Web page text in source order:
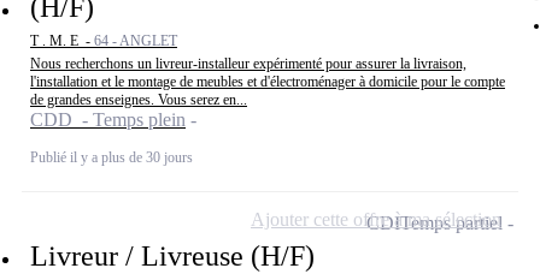
(H/F)
T . M. E - 64 - ANGLET
Nous recherchons un livreur-installeur expérimenté pour assurer la livraison,
l'installation et le montage de meubles et d'électroménager à domicile pour le compte
de grandes enseignes. Vous serez en...
CDD - Temps plein
Publié il y a plus de 30 jours
Livreur / Livreuse (H/F)
CDITemps partiel
Ajouter cette offre à ma sélection